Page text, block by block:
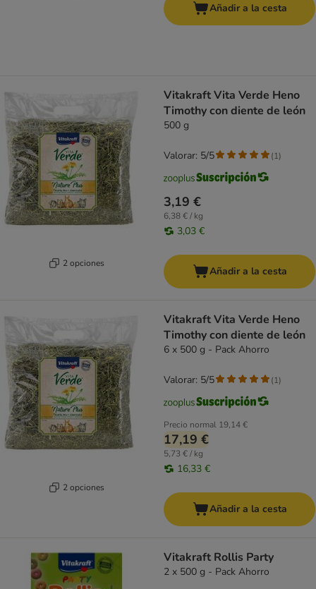
Añadir a la cesta
2 opciones
Vitakraft Vita Verde Heno
Timothy con diente de león
500 g
3,19 €
6,38 € / kg
3,03 €
Valorar: 5/5 (1)
Añadir a la cesta
2 opciones
Vitakraft Vita Verde Heno
Timothy con diente de león
6 x 500 g - Pack Ahorro
Precio normal 19,14 €
17,19 €
5,73 € / kg
16,33 €
Valorar: 5/5 (1)
Añadir a la cesta
Vitakraft Rollis Party
2 x 500 g - Pack Ahorro